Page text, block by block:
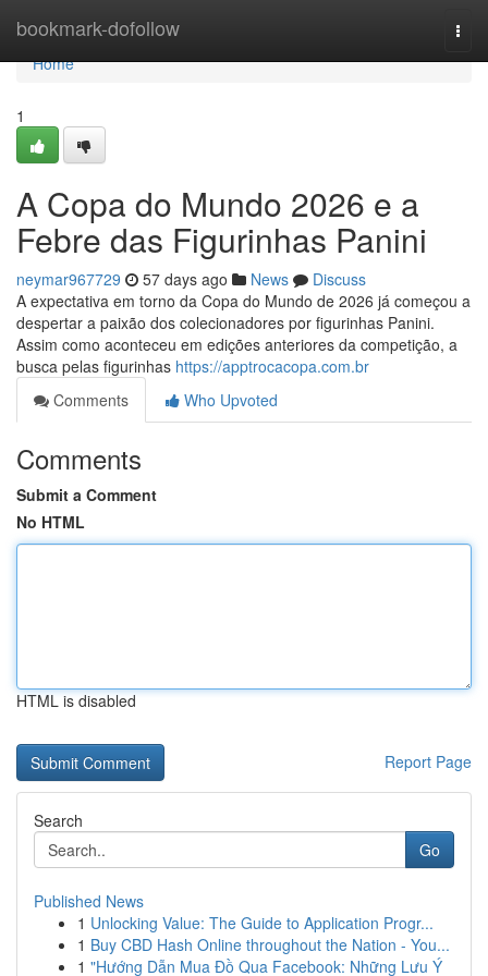
bookmark-dofollow
Home
Home
1
A Copa do Mundo 2026 e a
Febre das Figurinhas Panini
neymar967729 57 days ago News
Discuss
A expectativa em torno da Copa do Mundo de 2026 já começou a
despertar a paixão dos colecionadores por figurinhas Panini.
Assim como aconteceu em edições anteriores da competição, a
busca pelas figurinhas https://apptrocacopa.com.br
Comments
Who Upvoted
Comments
Submit a Comment
No HTML
HTML is disabled
Report Page
Search
Go
Published News
1 Unlocking Value: The Guide to Application Progr...
1 Buy CBD Hash Online throughout the Nation - You...
1 "Hướng Dẫn Mua Đồ Qua Facebook: Những Lưu Ý